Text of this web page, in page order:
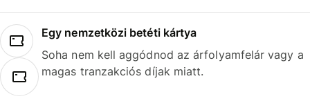
Egy nemzetközi betéti kártya
Soha nem kell aggódnod az árfolyamfelár vagy a
magas tranzakciós díjak miatt.